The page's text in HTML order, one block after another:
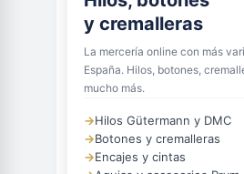
y cremalleras
La mercería online con más
España. Hilos, botones,
mucho más.
→Hilos Gütermann y DMC
→Botones y cremalleras
→Encajes y cintas